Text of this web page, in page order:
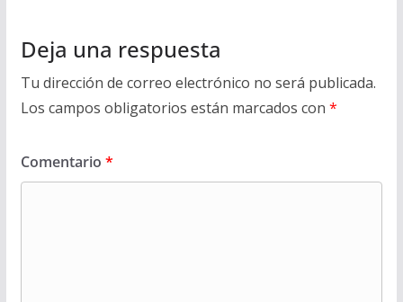
Deja una respuesta
Tu dirección de correo electrónico no será publicada.
Los campos obligatorios están marcados con *
Comentario *